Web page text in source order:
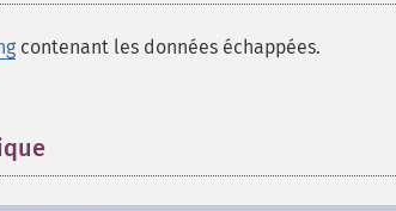
contenant les données échappées.